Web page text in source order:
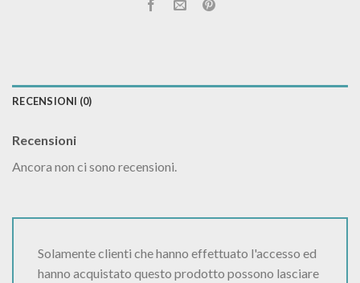
RECENSIONI (0)
Recensioni
Ancora non ci sono recensioni.
Solamente clienti che hanno effettuato l'accesso ed
hanno acquistato questo prodotto possono lasciare